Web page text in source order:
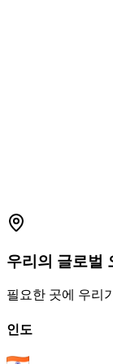
데모 예약
우리의 글로벌
필요한 곳에 우리
인도